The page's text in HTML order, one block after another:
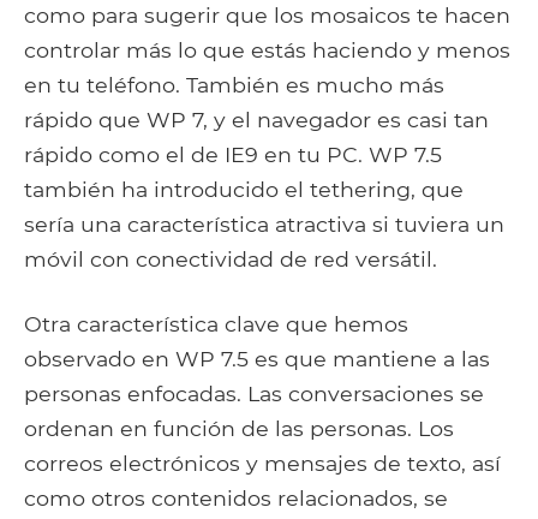
como para sugerir que los mosaicos te hacen
controlar más lo que estás haciendo y menos
en tu teléfono. También es mucho más
rápido que WP 7, y el navegador es casi tan
rápido como el de IE9 en tu PC. WP 7.5
también ha introducido el tethering, que
sería una característica atractiva si tuviera un
móvil con conectividad de red versátil.
Otra característica clave que hemos
observado en WP 7.5 es que mantiene a las
personas enfocadas. Las conversaciones se
ordenan en función de las personas. Los
correos electrónicos y mensajes de texto, así
como otros contenidos relacionados, se